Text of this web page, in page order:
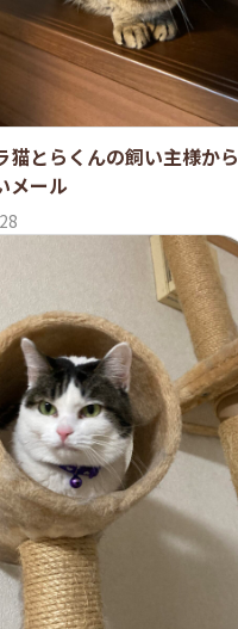
猫とらくんの飼い主様から
メール